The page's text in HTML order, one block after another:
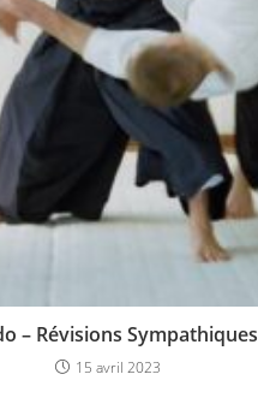
– Révisions Sympathiques
15 avril 2023